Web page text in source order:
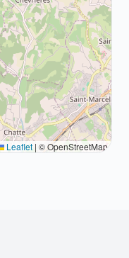
Leaflet | © OpenStreetMap